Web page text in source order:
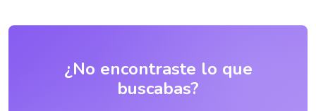
¿No encontraste lo que
buscabas?